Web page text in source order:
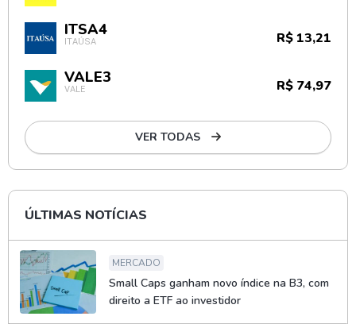
ITSA4
ITAÚSA R$ 13,21
VALE3
VALE R$ 74,97
VER TODAS
ÚLTIMAS NOTÍCIAS
MERCADO
Small Caps ganham novo índice na B3, com
direito a ETF ao investidor